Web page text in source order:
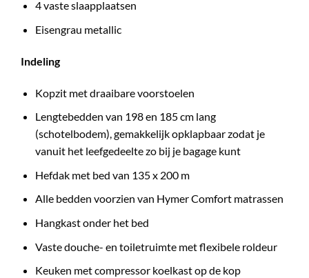
4 vaste slaapplaatsen
Eisengrau metallic
Indeling
Kopzit met draaibare voorstoelen
Lengtebedden van 198 en 185 cm lang
(schotelbodem), gemakkelijk opklapbaar zodat je
vanuit het leefgedeelte zo bij je bagage kunt
Hefdak met bed van 135 x 200 m
Alle bedden voorzien van Hymer Comfort matrassen
Hangkast onder het bed
Vaste douche- en toiletruimte met flexibele roldeur
Keuken met compressor koelkast op de kop